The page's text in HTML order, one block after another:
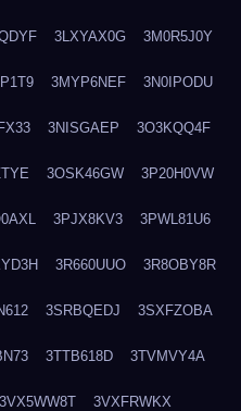
3LXYAX0G 3M0R5J0Y
3MYP6NEF 3N0IPODU
3NISGAEP 3O3KQQ4F
3OSK46GW 3P20H0VW
3PJX8KV3 3PWL81U6
3R660UUO 3R8OBY8R
3SRBQEDJ 3SXFZOBA
3TTB618D 3TVMVY4A
3VX5WW8T 3VXFRWKX